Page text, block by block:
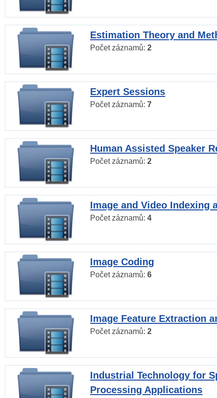
Estimation Theory and
Počet záznamů: 2
Expert Sessions
Počet záznamů: 7
Human Assisted Speaker
Počet záznamů: 2
Image and Video Indexing
Počet záznamů: 4
Image Coding
Počet záznamů: 6
Image Feature Extraction
Počet záznamů: 2
Industrial Technology for
Processing Applications